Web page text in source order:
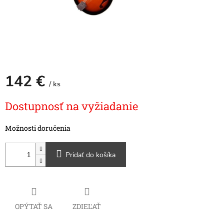
142 € / ks
cena:
Dostupnosť na vyžiadanie
Možnosti doručenia
Pridať do košíka
OPÝTAŤ SA ZDIEĽAŤ